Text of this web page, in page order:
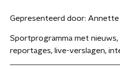
Gepresenteerd door: Annette
Sportprogramma met
reportages, live-verslagen,